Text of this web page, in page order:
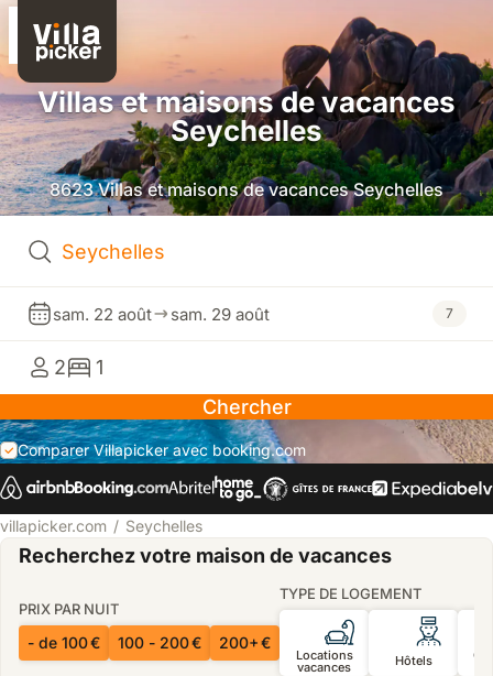
Villas et maisons de vacances
Seychelles
8623 Villas et maisons de vacances Seychelles
sam. 22 août sam. 29 août 7
2
1
Chercher
Comparer Villapicker avec booking.com
villapicker.com Seychelles
Recherchez votre maison de vacances
PRIX PAR NUIT
- de 100 € 100 - 200 € 200+ €
TYPE DE LOGEMENT
Locations
vacances Hôtels